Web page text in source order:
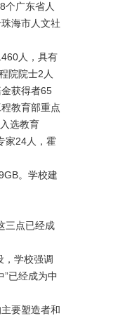
个广东省人
海市人文社
人，具有
院院士2人
获得者65
教育部重点
选教育
家24人，霍
。学校建
三点已经成
，学校强调
已经成为中
要塑造者和